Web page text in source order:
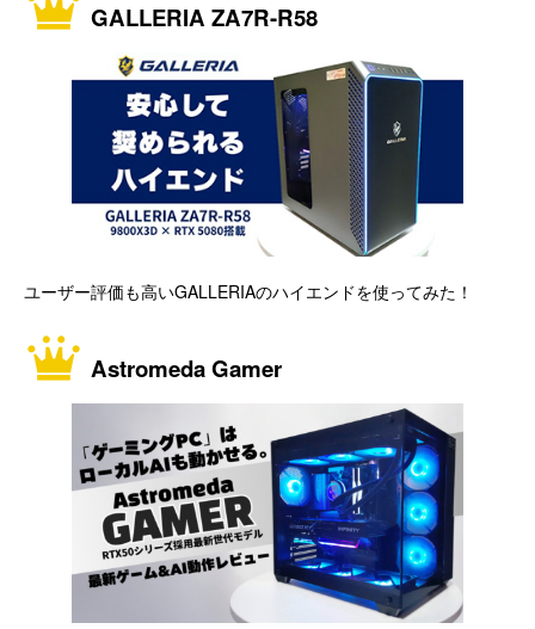
GALLERIA ZA7R-R58
ユーザー評価も高いGALLERIAのハイエンドを使ってみた！
Astromeda Gamer